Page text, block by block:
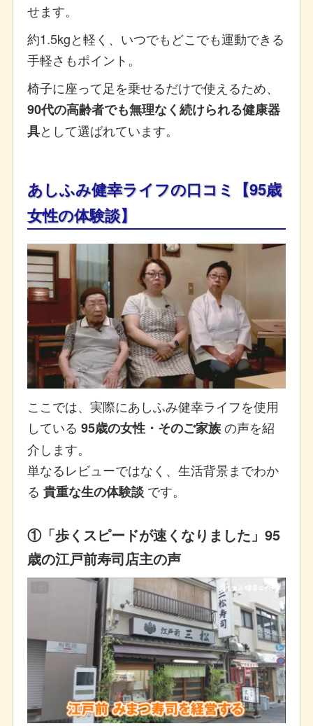
せます。
約1.5kgと軽く、いつでもどこでも運動できる
手軽さもポイント。
椅子に座って足を乗せるだけで使えるため、
90代の高齢者でも無理なく続けられる健康器
具として選ばれています。
あしふみ健幸ライフの口コミ【95歳
女性の体験談】
ここでは、実際にあしふみ健幸ライフを使用
している 95歳の女性・そのご家族の声を紹
介します。
単なるレビューではなく、生活背景までわか
る 貴重な生の体験談です。
①「歩くスピードが速くなりました」95
歳の江戸前寿司店主の声